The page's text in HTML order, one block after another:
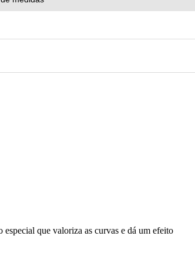
que valoriza as curvas e dá um efeito